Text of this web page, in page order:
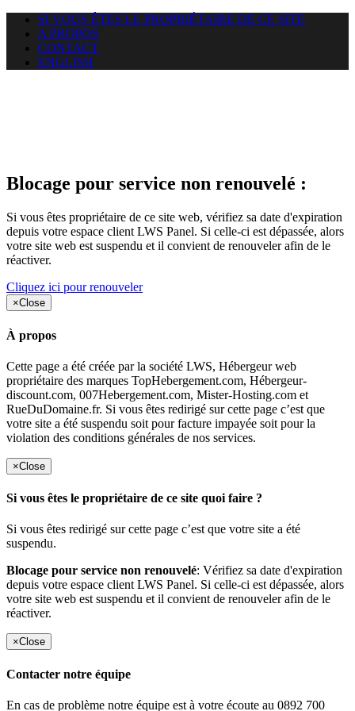
SI VOUS ÊTES LE PROPRIÉTAIRE DE CE SITE
A PROPOS
CONTACT
ENGLISH
Blocage pour service non renouvelé :
Si vous êtes propriétaire de ce site web, vérifiez sa date d'expiration
depuis votre espace client LWS Panel. Si celle-ci est dépassée, alors
votre site web est suspendu et il convient de renouveler afin de le
réactiver.
Cliquez ici pour renouveler
×Close
À propos
Cette page a été créée par la société LWS, Hébergeur web
propriétaire des marques TopHebergement.com, Hébergeur-
discount.com, 007Hebergement.com, Mister-Hosting.com et
RueDuDomaine.fr. Si vous êtes redirigé sur cette page c’est que
votre site a été suspendu soit pour facture impayée soit pour la
violation des conditions générales de nos services.
×Close
Si vous êtes le propriétaire de ce site quoi faire ?
Si vous êtes redirigé sur cette page c’est que votre site a été
suspendu.
Blocage pour service non renouvelé: Vérifiez sa date d'expiration
depuis votre espace client LWS Panel. Si celle-ci est dépassée, alors
votre site web est suspendu et il convient de renouveler afin de le
réactiver.
×Close
Contacter notre équipe
En cas de problème notre équipe est à votre écoute au 0892 700